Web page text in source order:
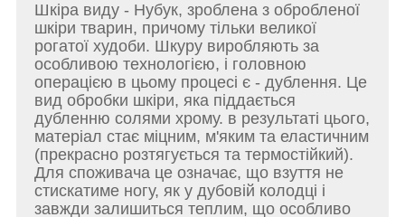
Шкіра виду - Нубук, зроблена з обробленої
шкіри тварин, причому тільки великої
рогатої худоби. Шкуру виробляють за
особливою технологією, і головною
операцією в цьому процесі є - дублення. Це
вид обробки шкіри, яка піддається
дубленню солями хрому. в результаті цього,
матеріал стає міцним, м'яким та еластичним
(прекрасно розтягується та термостійкий).
Для споживача це означає, що взуття не
стискатиме ногу, як у дубовій колодці і
завжди залишиться теплим, що особливо